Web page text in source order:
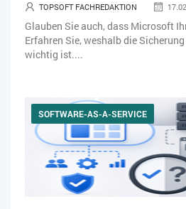
TOPSOFT FACHREDAKTION
Glauben Sie auch, dass Microsoft
Erfahren Sie, weshalb die
wichtig ist....
SOFTWARE-AS-A-SERVICE